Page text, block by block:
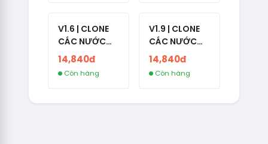
V1.6 | CLONE
CÁC NƯỚC
CÓ 2FA -
GERMANY -
TKQC TẠO
LIVE ADS - VER
14,840đ
Còn hàng
V1.9 | CLONE
CÁC NƯỚC
CÓ 2FA -
THAILAND -
VER MAIL
COM - CLONE
14,840đ
Còn hàng